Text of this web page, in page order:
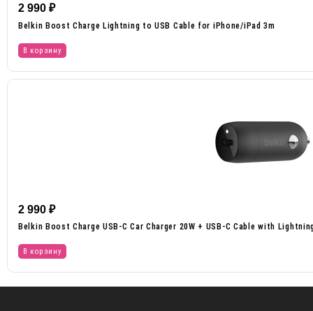
2 990 ₽
Belkin Boost Charge Lightning to USB Cable for iPhone/iPad 3m
В корзину
2 990 ₽
Belkin Boost Charge USB-C Car Charger 20W + USB-C Cable with
В корзину